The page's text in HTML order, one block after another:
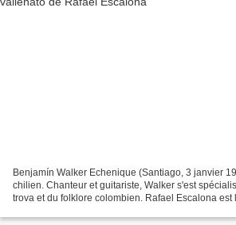
Benjamín Walker Echenique (Santiago, 3 janvier
chilien. Chanteur et guitariste, Walker s'est
trova et du folklore colombien. Rafael Escalona